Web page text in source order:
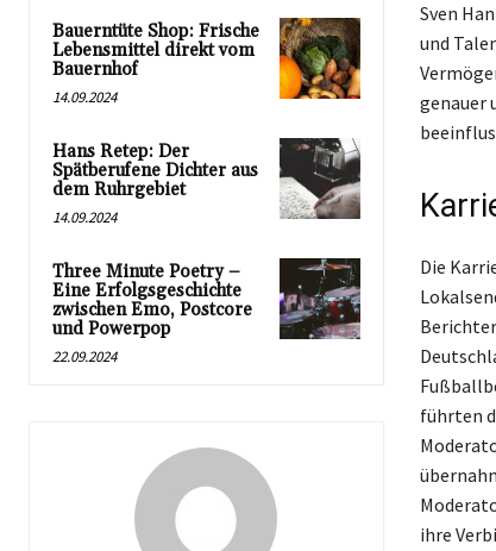
Bauerntüte Shop: Frische
Lebensmittel direkt vom
Bauernhof
14.09.2024
Hans Retep: Der
Spätberufene Dichter aus
dem Ruhrgebiet
14.09.2024
Three Minute Poetry –
Eine Erfolgsgeschichte
zwischen Emo, Postcore
und Powerpop
22.09.2024
Sven
und
genauer
Die
führten
ihre